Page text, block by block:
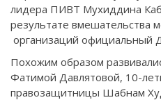
лидера ПИВТ Мухиддина
результате вмешательства
организаций официальный
Похожим образом
Фатимой Давлятовой, 10-
правозащитницы Шабнам